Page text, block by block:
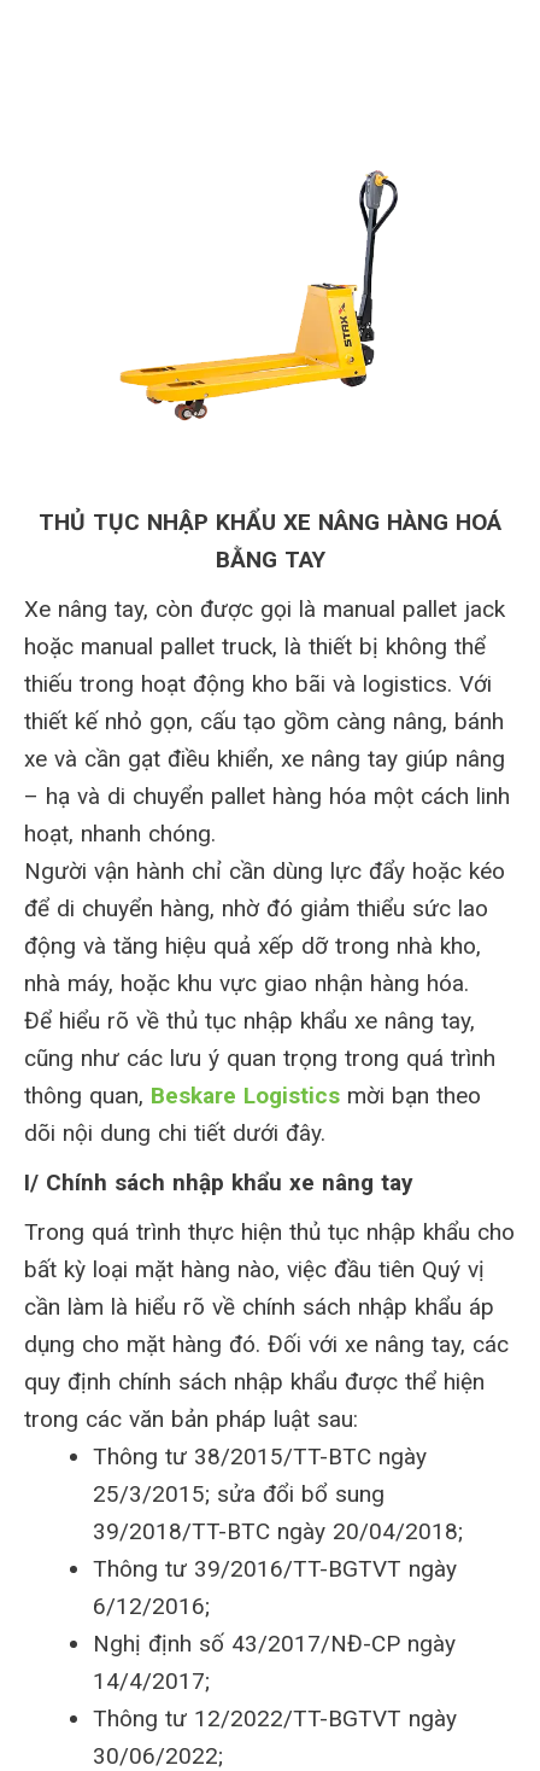
THỦ TỤC NHẬP KHẨU XE NÂNG HÀNG HOÁ
BẰNG TAY
Xe nâng tay, còn được gọi là manual pallet jack
hoặc manual pallet truck, là thiết bị không thể
thiếu trong hoạt động kho bãi và logistics. Với
thiết kế nhỏ gọn, cấu tạo gồm càng nâng, bánh
xe và cần gạt điều khiển, xe nâng tay giúp nâng
– hạ và di chuyển pallet hàng hóa một cách linh
hoạt, nhanh chóng.
Người vận hành chỉ cần dùng lực đẩy hoặc kéo
để di chuyển hàng, nhờ đó giảm thiểu sức lao
động và tăng hiệu quả xếp dỡ trong nhà kho,
nhà máy, hoặc khu vực giao nhận hàng hóa.
Để hiểu rõ về thủ tục nhập khẩu xe nâng tay,
cũng như các lưu ý quan trọng trong quá trình
thông quan, Beskare Logistics mời bạn theo
dõi nội dung chi tiết dưới đây.
I/ Chính sách nhập khẩu xe nâng tay
Trong quá trình thực hiện thủ tục nhập khẩu cho
bất kỳ loại mặt hàng nào, việc đầu tiên Quý vị
cần làm là hiểu rõ về chính sách nhập khẩu áp
dụng cho mặt hàng đó. Đối với xe nâng tay, các
quy định chính sách nhập khẩu được thể hiện
trong các văn bản pháp luật sau:
Thông tư 38/2015/TT-BTC ngày
25/3/2015; sửa đổi bổ sung
39/2018/TT-BTC ngày 20/04/2018;
Thông tư 39/2016/TT-BGTVT ngày
6/12/2016;
Nghị định số 43/2017/NĐ-CP ngày
14/4/2017;
Thông tư 12/2022/TT-BGTVT ngày
30/06/2022;